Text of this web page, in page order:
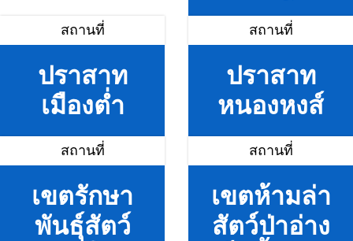
สถานที่
ปราสาท
เมืองต่ำ
สถานที่
ปราสาท
หนองหงส์
สถานที่
เขตรักษา
พันธุ์สัตว์
สถานที่
เขตห้ามล่า
สัตว์ป่าอ่าง